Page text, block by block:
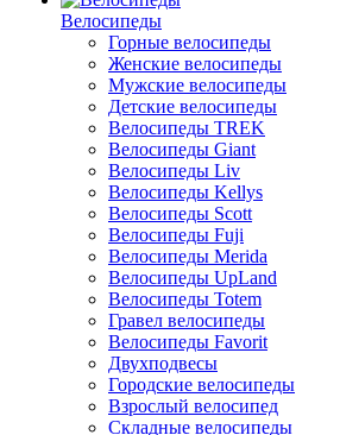
Велосипеды
Горные велосипеды
Женские велосипеды
Мужские велосипеды
Детские велосипеды
Велосипеды TREK
Велосипеды Giant
Велосипеды Liv
Велосипеды Kellys
Велосипеды Scott
Велосипеды Fuji
Велосипеды Merida
Велосипеды UpLand
Велосипеды Totem
Гравел велосипеды
Велосипеды Favorit
Двухподвесы
Городские велосипеды
Взрослый велосипед
Складные велосипеды